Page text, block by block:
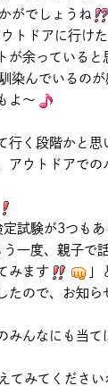
がでしょうね
トドアに行けた
余っていると
んでいるのが
よ～
く段階かと思
アウトドアで
試験が3つも
一度、親子で
みます
」
たので、お知ら
んなにも当て
てみてください